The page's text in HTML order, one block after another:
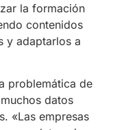
la formación
contenidos
y adaptarlos a
problemática de
datos
«Las empresas